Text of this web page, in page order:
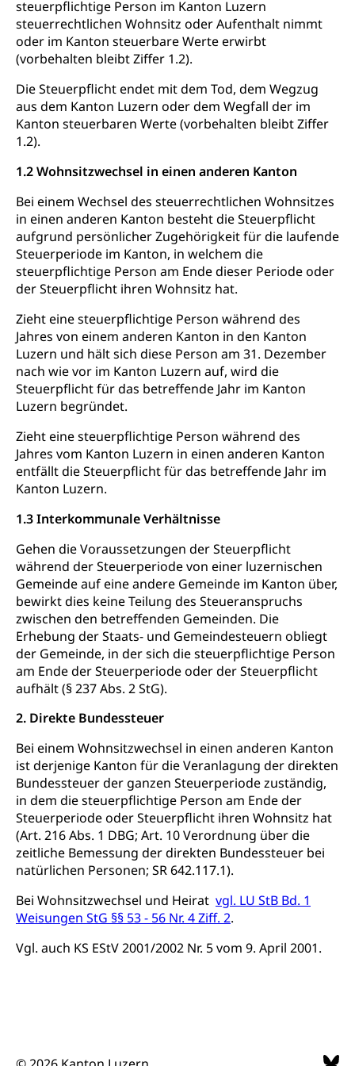
steuerpflichtige Person im Kanton Luzern
steuerrechtlichen Wohnsitz oder Aufenthalt nimmt
oder im Kanton steuerbare Werte erwirbt
(vorbehalten bleibt Ziffer 1.2).
Die Steuerpflicht endet mit dem Tod, dem Wegzug
aus dem Kanton Luzern oder dem Wegfall der im
Kanton steuerbaren Werte (vorbehalten bleibt Ziffer
1.2).
1.2 Wohnsitzwechsel in einen anderen Kanton
Bei einem Wechsel des steuerrechtlichen Wohnsitzes
in einen anderen Kanton besteht die Steuerpflicht
aufgrund persönlicher Zugehörigkeit für die laufende
Steuerperiode im Kanton, in welchem die
steuerpflichtige Person am Ende dieser Periode oder
der Steuerpflicht ihren Wohnsitz hat.
Zieht eine steuerpflichtige Person während des
Jahres von einem anderen Kanton in den Kanton
Luzern und hält sich diese Person am 31. Dezember
nach wie vor im Kanton Luzern auf, wird die
Steuerpflicht für das betreffende Jahr im Kanton
Luzern begründet.
Zieht eine steuerpflichtige Person während des
Jahres vom Kanton Luzern in einen anderen Kanton
entfällt die Steuerpflicht für das betreffende Jahr im
Kanton Luzern.
1.3 Interkommunale Verhältnisse
Gehen die Voraussetzungen der Steuerpflicht
während der Steuerperiode von einer luzernischen
Gemeinde auf eine andere Gemeinde im Kanton über,
bewirkt dies keine Teilung des Steueranspruchs
zwischen den betreffenden Gemeinden. Die
Erhebung der Staats- und Gemeindesteuern obliegt
der Gemeinde, in der sich die steuerpflichtige Person
am Ende der Steuerperiode oder der Steuerpflicht
aufhält (§ 237 Abs. 2 StG).
2. Direkte Bundessteuer
Bei einem Wohnsitzwechsel in einen anderen Kanton
ist derjenige Kanton für die Veranlagung der direkten
Bundessteuer der ganzen Steuerperiode zuständig,
in dem die steuerpflichtige Person am Ende der
Steuerperiode oder Steuerpflicht ihren Wohnsitz hat
(Art. 216 Abs. 1 DBG; Art. 10 Verordnung über die
zeitliche Bemessung der direkten Bundessteuer bei
natürlichen Personen; SR 642.117.1).
Bei Wohnsitzwechsel und Heirat vgl. LU StB Bd. 1
Weisungen StG §§ 53 - 56 Nr. 4 Ziff. 2.
Vgl. auch KS EStV 2001/2002 Nr. 5 vom 9. April 2001.
Sonderschulung
Musikschulen
Schulferien
Früherziehung
Schuldienste
Schulliste
Heilpädagogische Schulen
Freiwilliger Schulsport
Studienbeiträge Höhere Berufsbildung
Finanzielle Unterstützung Pädagogische
Hochschule PHLU
Weiterbildung, Forschung, Entwicklung,
Dienstleistungen, Hochschule Luzern,
Fachhochschule Zentralschweiz, HSLU,
Pädagogische Hochschule Luzern, PH Luzern, UniLU,
swissuniversities (Dachorganisation der Schweizer
Hochschulen)
swissuniversities
Fachstelle Hochschulbildung
Vorschule
Kindergarten, Kinderkrippe, Krippe, Kinderhort,
Freiwilliges Kindergarten Jahr
Kinderbetreuung
Freiwilliges Kindergarten Jahr
Frühe Sprachförderung
Kindergarten & Basisstufe
Frühe Förderung
Gesundheit und Soziales
Konsumentenschutz
Preisüberwachung, Preisüberwacher,
Konsumentenorganisation, parallele Einfuhr,
regionale Erschöpfung, nationale Erschöpfung,
internationale Erschöpfung, Preisabsprache, Kartell,
Cassis-deDijon-Prinzip
Lebensmittelkontrolle und
Verbraucherschutz
Krankenversicherung
Unfallversicherung, Berufsunfallversicherung,
Krankheit, Unfall, Prämienverbilligung,
Krankenkasse
Obligatorische Krankenversicherung (WAS
Luzern)
Kranken- und Unfallversicherung
Lebensmittelsicherheit
Lebensmittelhygiene, Produktesicherheit
Trinkwasser
Lebensmittel
Prävention
Gesundheitsvorsorge, Wellness, Unfallverhütung,
Suchtprävention, Alkoholprävention,
Tabakprävention, Primärprävention,
Sekundärprävention, Tertiärprävention
Darmkrebsvorsorge
Kantonales Tabakpräventionsprogramm
Gesundheitsförderung
Prävention (Polizei)
Suchtprävention
Gesundheitsversorgung
Soziale Sicherheit
Sozialversicherungen, Sozialpolitik,
Mutterschaftsversicherung, Krankenversicherung,
Unfallversicherung, Invalidenversicherung,
Sozialhilfe
Kranken- und Unfallversicherung
(gruezi.lu.ch)
Krankenversicherung (WAS Luzern)
Soziales und Gesellschaft (Dienststelle)
Sucht und Drogen
Drogenabhängigkeit, Drogensucht,
Medikamentenabhängigkeit,
Arzneimittelabhängigkeit, Suchtkrankheit,
Betäubungsmittel, Suchtmittel, Psychopharmaka
Gesundheitsversorgung, Spital, Pflegeinitiative,